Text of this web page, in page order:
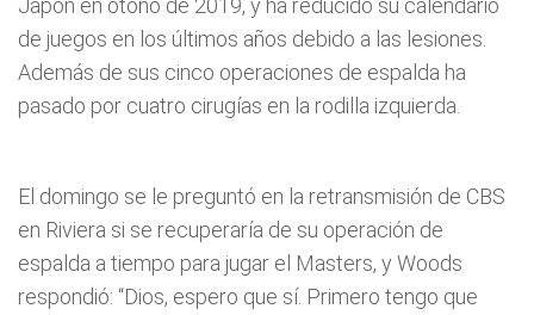
Japón en otoño de 2019, y ha reducido su calendario
de juegos en los últimos años debido a las lesiones.
Además de sus cinco operaciones de espalda ha
pasado por cuatro cirugías en la rodilla izquierda.
El domingo se le preguntó en la retransmisión de CBS
en Riviera si se recuperaría de su operación de
espalda a tiempo para jugar el Masters, y Woods
respondió: “Dios, espero que sí. Primero tengo que